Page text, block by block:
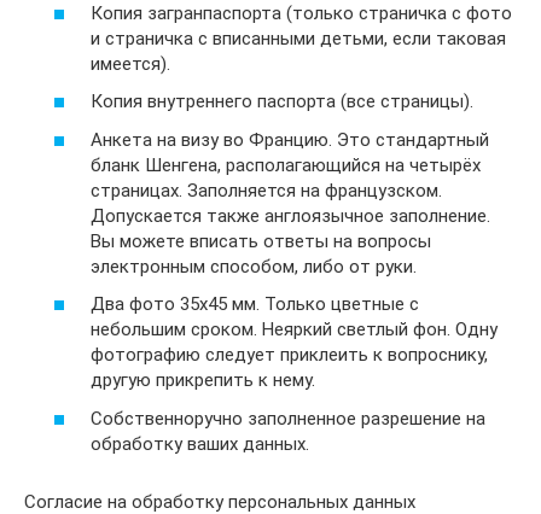
Копия загранпаспорта (только страничка с фото
и страничка с вписанными детьми, если таковая
имеется).
Копия внутреннего паспорта (все страницы).
Анкета на визу во Францию. Это стандартный
бланк Шенгена, располагающийся на четырёх
страницах. Заполняется на французском.
Допускается также англоязычное заполнение.
Вы можете вписать ответы на вопросы
электронным способом, либо от руки.
Два фото 35х45 мм. Только цветные с
небольшим сроком. Неяркий светлый фон. Одну
фотографию следует приклеить к вопроснику,
другую прикрепить к нему.
Собственноручно заполненное разрешение на
обработку ваших данных.
Согласие на обработку персональных данных